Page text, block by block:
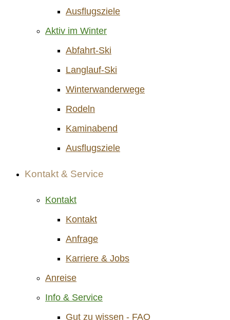
Ausflugsziele
Aktiv im Winter
Abfahrt-Ski
Langlauf-Ski
Winterwanderwege
Rodeln
Kaminabend
Ausflugsziele
Kontakt & Service
Kontakt
Kontakt
Anfrage
Karriere & Jobs
Anreise
Info & Service
Gut zu wissen - FAQ